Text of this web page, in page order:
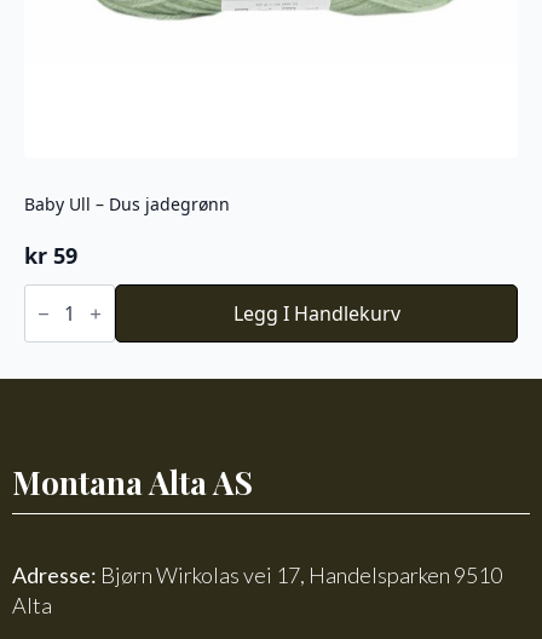
Baby Ull – Dus jadegrønn
kr 59
Baby
Ull
Dus
Legg I Handlekurv
Montana Alta AS
Adresse: Bjørn Wirkolas vei 17, Handelsparken 9510
Alta